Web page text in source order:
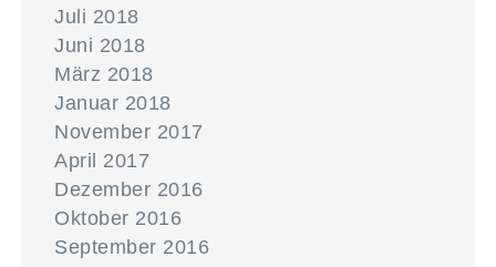
Juli 2018
Juni 2018
März 2018
Januar 2018
November 2017
April 2017
Dezember 2016
Oktober 2016
September 2016